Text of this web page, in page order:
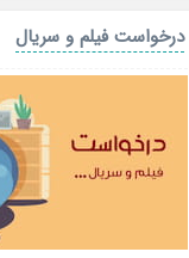
درخواست فیلم و سریال